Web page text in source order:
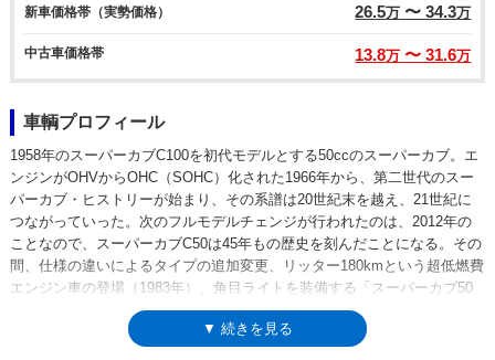
新車価格帯（実勢価格） 26.5万 〜 34.3万
中古車価格帯 13.8万 〜 31.6万
車輌プロフィール
1958年のスーパーカブC100を初代モデルとする50ccのスーパーカブ。エ
ンジンがOHVからOHC（SOHC）化された1966年から、第二世代のスー
パーカブ・ヒストリーが始まり、その系譜は20世紀末を越え、21世紀に
つながっていった。次のフルモデルチェンジが行われたのは、2012年の
ことなので、スーパーカブC50は45年もの歴史を刻んだことになる。その
間、仕様の違いによるタイプの追加変更、リッター180kmという超低燃費
エンジン車の登場（1983年）、角目ライトを装備する「スーパーカブ50
カスタム」の設定、メーカービルドのストリートカスタム仕様の発売
（2002年）や、C100登場からの30周年、50周年を記念したモデルなど、
▼ 続きを見る